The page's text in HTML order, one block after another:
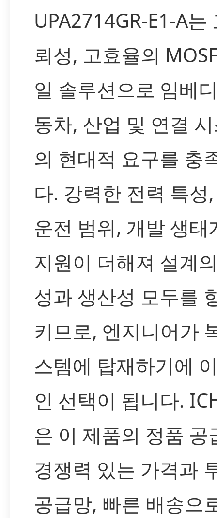
UPA2714GR-E1-A는
뢰성, 고효율의
일 솔루션으로 임베
동차, 산업 및 연결
의 현대적 요구를 충
다. 강력한 전력 특성
운전 범위, 개발 생태
지원이 더해져 설계
성과 생산성 모두를
키므로, 엔지니어가
스템에 탑재하기에
인 선택이 됩니다.
은 이 제품의 정품 공
경쟁력 있는 가격과
공급망, 빠른 배송으